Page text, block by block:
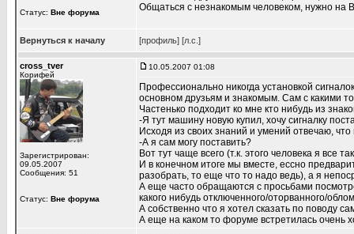
Статус: Вне форума
Общаться с незнакомым человеком, нужно на
Вернуться к началу [профиль] [л.с.]
cross_tver
Корифей
Зарегистрирован:
09.05.2007
Сообщения: 51
Статус: Вне форума
10.05.2007 01:08
Профессионально никогда установкой
основном друзьям и знакомым. Сам с какими
Частенько подходит ко мне кто нибудь из
-Я тут машину новую купил, хочу сигналку
Исходя из своих знаний и умений отвечаю, что
-А я сам могу поставить?
Вот тут чаще всего (т.к. этого человека я все
И в конечном итоге мы вместе, ессно
разобрать, то еще что то надо ведь), а я
А еще часто обращаются с просьбами
какого нибудь отключенного/оторванного/
А собственно что я хотел сказать по поводу
А еще на каком то форуме встретилась очень